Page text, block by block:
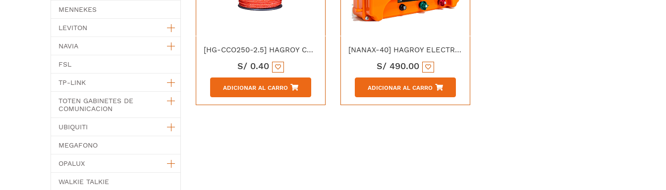
MENNEKES
LEVITON
NAVIA
FSL
TP-LINK
TOTEN GABINETES DE
COMUNICACION
UBIQUITI
MEGAFONO
OPALUX
WALKIE TALKIE
[HG-CCO250-2.5] HAGROY CABLE DE CERCO ELECTRICO NARANJA / POLYWIRE 250m 2.MM 6 x 0.20MMSS
S/ 0.40
ADICIONAR AL CARRO
[NANAX-40] HAGROY ELECTRIFICADOR GANADERO 40KM 4.0JOULES 12VDC
S/490.00
ADICIONAR AL CARRO